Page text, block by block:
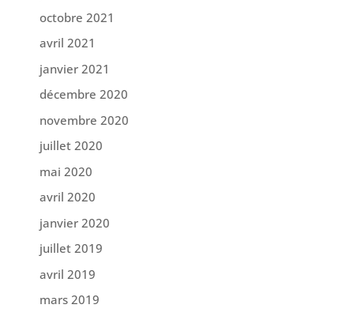
octobre 2021
avril 2021
janvier 2021
décembre 2020
novembre 2020
juillet 2020
mai 2020
avril 2020
janvier 2020
juillet 2019
avril 2019
mars 2019